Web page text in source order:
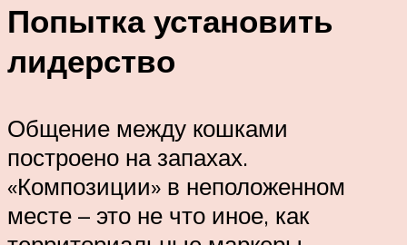
Попытка установить
лидерство
Общение между кошками
построено на запахах.
«Композиции» в неположенном
месте – это не что иное, как